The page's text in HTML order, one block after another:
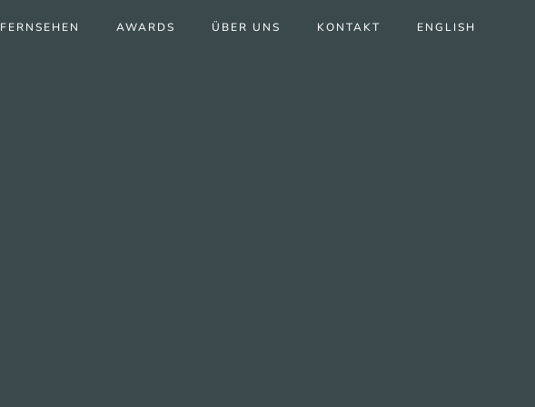
FERNSEHEN AWARDS ÜBER UNS KONTAKT ENGLISH